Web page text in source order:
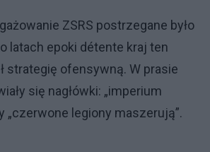
ZSRS postrzegane było
latach epoki détente kraj ten
strategię ofensywną. W prasie
się nagłówki: „imperium
„czerwone legiony maszerują”.